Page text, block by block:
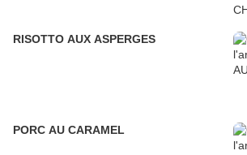
RISOTTO AUX ASPERGES
PORC AU CARAMEL